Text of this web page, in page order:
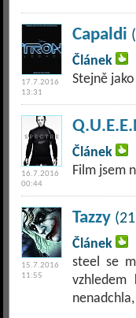
17.7.2016
13:31
Capaldi
Článek
Stejně
16.7.2016
00:44
Článek
Film jsem
15.7.2016
11:55
Tazzy
Článek
steel se